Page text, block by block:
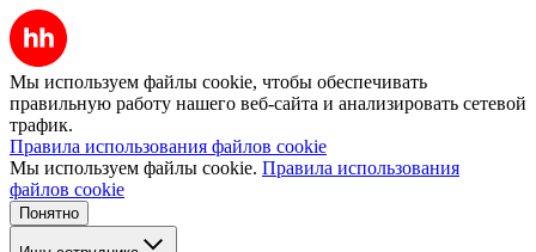
Мы используем файлы cookie, чтобы обеспечивать
правильную работу нашего веб-сайта и анализировать сетевой
трафик.
Правила использования файлов cookie
Мы используем файлы cookie. Правила использования
файлов cookie
Понятно